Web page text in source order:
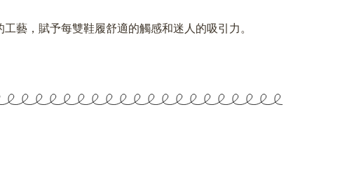
藝，賦予每雙鞋履舒適的觸感和迷人的吸引力。